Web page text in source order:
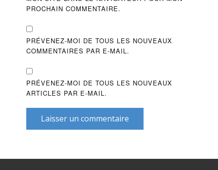
PROCHAIN COMMENTAIRE.
PRÉVENEZ-MOI DE TOUS LES NOUVEAUX
COMMENTAIRES PAR E-MAIL.
PRÉVENEZ-MOI DE TOUS LES NOUVEAUX
ARTICLES PAR E-MAIL.
Laisser un commentaire